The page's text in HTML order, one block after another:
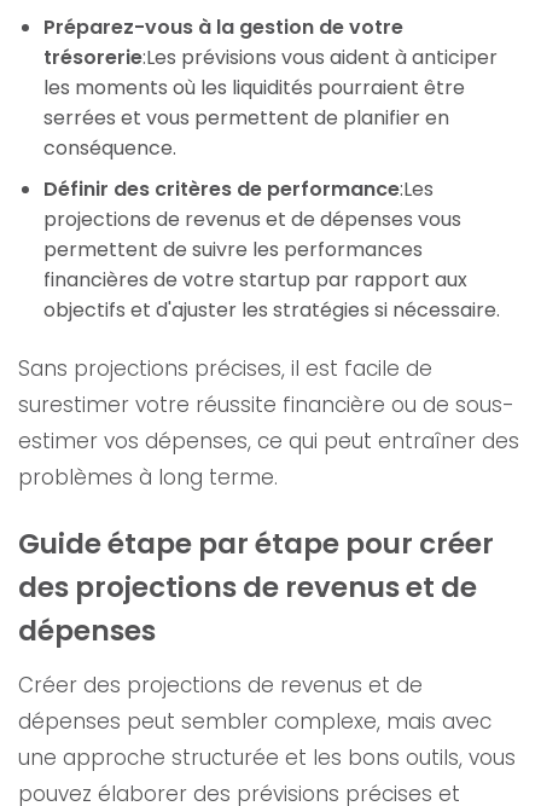
Préparez-vous à la gestion de votre
trésorerie:Les prévisions vous aident à anticiper
les moments où les liquidités pourraient être
serrées et vous permettent de planifier en
conséquence.
Définir des critères de performance:Les
projections de revenus et de dépenses vous
permettent de suivre les performances
financières de votre startup par rapport aux
objectifs et d'ajuster les stratégies si nécessaire.
Sans projections précises, il est facile de
surestimer votre réussite financière ou de sous-
estimer vos dépenses, ce qui peut entraîner des
problèmes à long terme.
Guide étape par étape pour créer
des projections de revenus et de
dépenses
Créer des projections de revenus et de
dépenses peut sembler complexe, mais avec
une approche structurée et les bons outils, vous
pouvez élaborer des prévisions précises et